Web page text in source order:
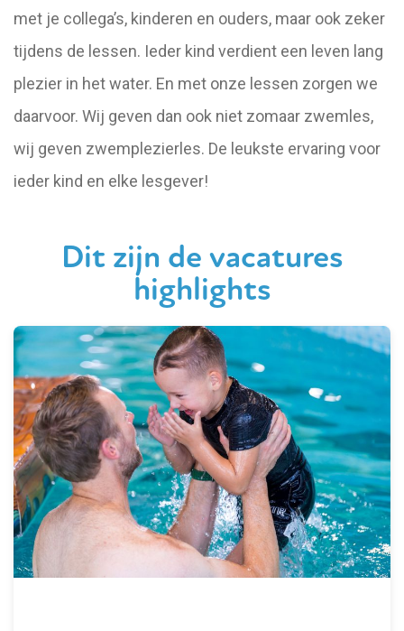
met je collega’s, kinderen en ouders, maar ook zeker
tijdens de lessen. Ieder kind verdient een leven lang
plezier in het water. En met onze lessen zorgen we
daarvoor. Wij geven dan ook niet zomaar zwemles,
wij geven zwemplezierles. De leukste ervaring voor
ieder kind en elke lesgever!
Dit zijn de vacatures
highlights